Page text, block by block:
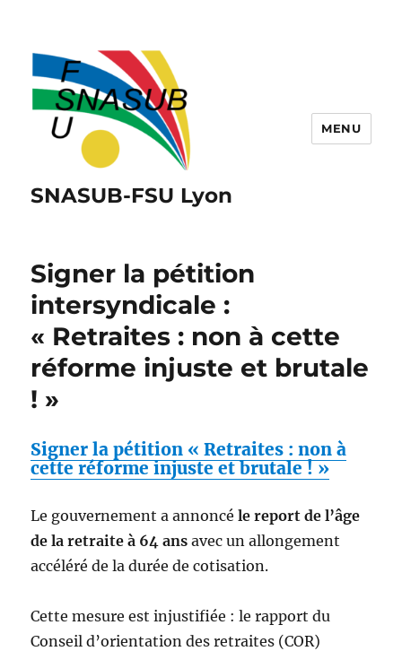
SNASUB-FSU Lyon
MENU
Signer la pétition
intersyndicale :
« Retraites : non à cette
réforme injuste et brutale
! »
Signer la pétition « Retraites : non à
cette réforme injuste et brutale ! »
Le gouvernement a annoncéle report de l’âge
de la retraite à 64 ans avec un allongement
accéléré de la durée de cotisation.
Cette mesure est injustifiée : le rapport du
Conseil d’orientation des retraites (COR)